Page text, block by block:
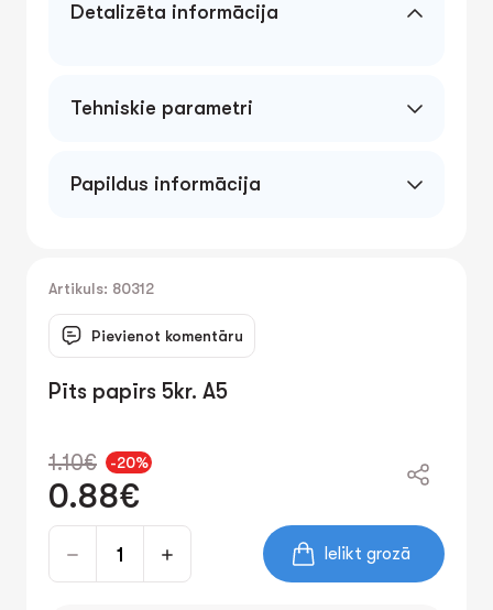
Detalizēta informācija
Tehniskie parametri
Papildus informācija
Artikuls: 80312
Pievienot komentāru
Pīts papīrs 5kr. A5
1.10€ -20%
0.88€
Ielikt grozā